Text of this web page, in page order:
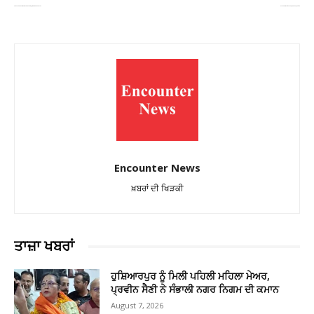
Encounter News
ਖ਼ਬਰਾਂ ਦੀ ਖਿੜਕੀ
ਤਾਜ਼ਾ ਖਬਰਾਂ
ਹੁਸ਼ਿਆਰਪੁਰ ਨੂੰ ਮਿਲੀ ਪਹਿਲੀ ਮਹਿਲਾ ਮੇਅਰ,
ਪ੍ਰਵੀਨ ਸੈਣੀ ਨੇ ਸੰਭਾਲੀ ਨਗਰ ਨਿਗਮ ਦੀ ਕਮਾਨ
August 7, 2026